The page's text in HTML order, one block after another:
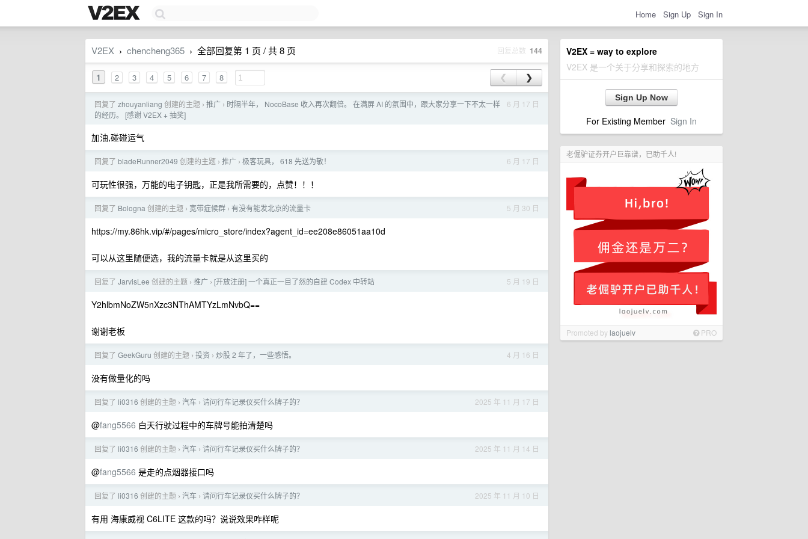
Home Sign Up Sign In
V2EX = way to explore
V2EX 是一个关于分享和探索的地方
Sign Up Now
For Existing Member Sign In
老倔驴证券开户巨靠谱，已助千人!
Promoted bylaojuelv PRO
V2EX › chencheng365 › 全部回复第 1 页 / 共 8 页 回复总数 144
1 2 3 4 5 6 7 8 ❮ ❯
6 月 17 日
回复了 zhouyanliang 创建的主题 › 推广 › 时隔半年， NocoBase 收入再次翻倍。 在满屏 AI 的氛围中，跟大家分享一下不太一样
的经历。 [感谢 V2EX + 抽奖]
加油,碰碰运气
6 月 17 日
回复了 bladeRunner2049 创建的主题 › 推广 › 极客玩具， 618 先送为敬！
可玩性很强，万能的电子钥匙，正是我所需要的，点赞！！！
5 月 30 日
回复了 Bologna 创建的主题 › 宽带症候群 › 有没有能发北京的流量卡
https://my.86hk.vip/#/pages/micro_store/index?agent_id=ee208e86051aa10d
可以从这里随便选，我的流量卡就是从这里买的
5 月 19 日
回复了 JarvisLee 创建的主题 › 推广 › [开放注册] 一个真正一目了然的自建 Codex 中转站
Y2hlbmNoZW5nXzc3NThAMTYzLmNvbQ==
谢谢老板
4 月 16 日
回复了 GeekGuru 创建的主题 › 投资 › 炒股 2 年了，一些感悟。
没有做量化的吗
2025 年 11 月 17 日
回复了 li0316 创建的主题 › 汽车 › 请问行车记录仪买什么牌子的？
@fang5566 白天行驶过程中的车牌号能拍清楚吗
2025 年 11 月 14 日
回复了 li0316 创建的主题 › 汽车 › 请问行车记录仪买什么牌子的？
@fang5566 是走的点烟器接口吗
2025 年 11 月 10 日
回复了 li0316 创建的主题 › 汽车 › 请问行车记录仪买什么牌子的？
有用 海康威视 C6LITE 这款的吗？说说效果咋样呢